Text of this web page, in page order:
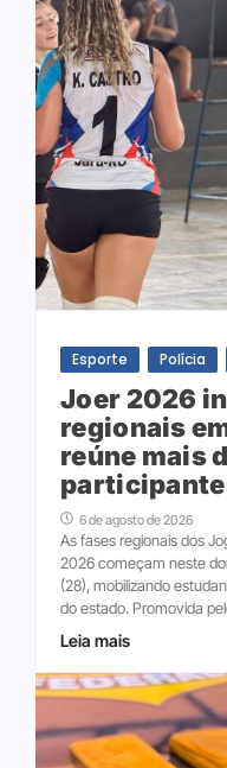
Esporte Polícia
Joer 2026
regionais
reúne mais
6 de agosto de 2026
As fases regionais dos
2026 começam neste
(28), mobilizando
do estado. Promovida
Leia mais